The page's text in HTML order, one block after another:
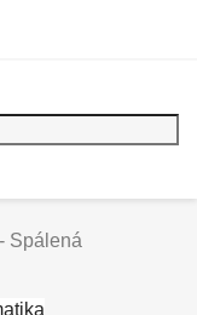
Spálená